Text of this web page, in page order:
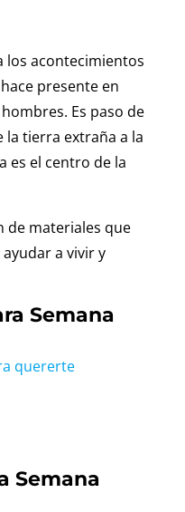
los acontecimientos
presente en
Es paso de
la tierra extraña a la
es el centro de la
de materiales que
a vivir y
Semana
quererte
Semana